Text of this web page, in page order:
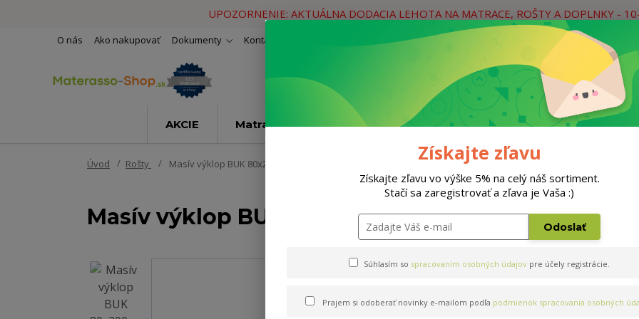
UPOZORNENIE: AKTUÁLNA DODACIA LEHOTA NA MATRACE, ROŠTY A DOPLNKY -
O nás Ako nakupovať Dokumenty Kontakty
Hľadať
Neviete si rady? Zavolajte.
AKCIE Matrace Rošty Doplnky Postele
Úvod Rošty Masív výklop BUK 80x200cm
Masív výklop BUK 80x200cm
Získajte zľavu
Získajte zľavu vo výške 5% na celý náš sortiment.
Stačí sa zaregistrovať a zľava je Vaša :)
Odoslať
Súhlasím so spracovaním osobných údajov pre účely registrácie.
Prajem si odoberať novinky e-mailom podľa podmienok spracovania osobných